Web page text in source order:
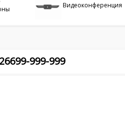
Видеоконференция
999-999